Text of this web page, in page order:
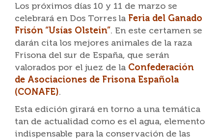
Los próximos días 10 y 11 de marzo se
celebrará en Dos Torres la Feria del Ganado
Frisón “Usías Olstein”. En este certamen se
darán cita los mejores animales de la raza
Frisona del sur de España, que serán
valorados por el juez de la Confederación
de Asociaciones de Frisona Española
(CONAFE).
Esta edición girará en torno a una temática
tan de actualidad como es el agua, elemento
indispensable para la conservación de las